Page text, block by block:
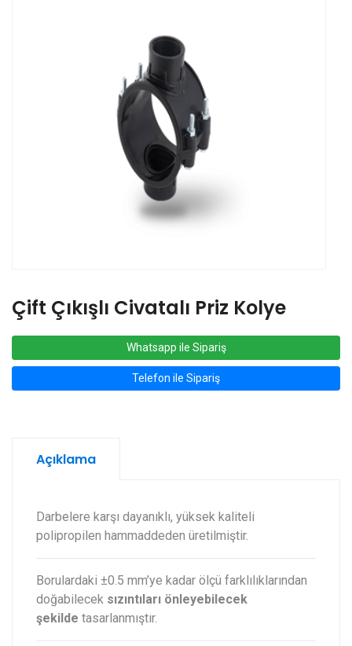
Çift Çıkışlı Civatalı Priz Kolye
Whatsapp ile Sipariş
Telefon ile Sipariş
Açıklama
Darbelere karşı dayanıklı, yüksek kaliteli
polipropilen hammaddeden üretilmiştir.
Borulardaki ±0.5 mm’ye kadar ölçü farklılıklarından
doğabilecek sızıntıları önleyebilecek
şekilde tasarlanmıştır.